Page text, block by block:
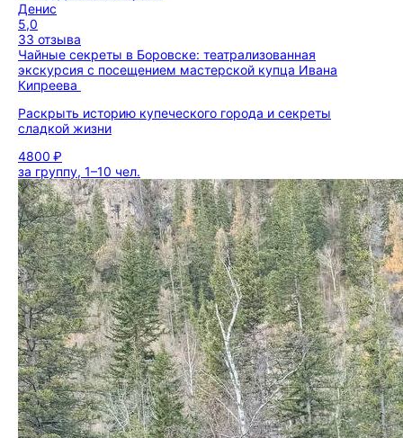
Денис
5,0
33 отзыва
Чайные секреты в Боровске: театрализованная
экскурсия с посещением мастерской купца Ивана
Кипреева
Раскрыть историю купеческого города и секреты
сладкой жизни
4800 ₽
за группу, 1–10 чел.